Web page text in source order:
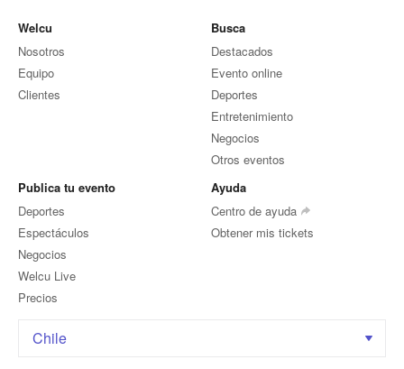
Welcu
Nosotros
Equipo
Clientes
Busca
Destacados
Evento online
Deportes
Entretenimiento
Negocios
Otros eventos
Publica tu evento
Deportes
Espectáculos
Negocios
Welcu Live
Precios
Ayuda
Centro de ayuda
Obtener mis tickets
Chile